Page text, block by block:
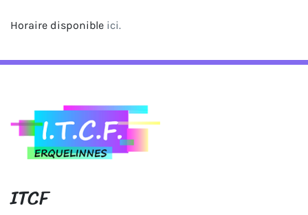
Horaire disponible ici.
ITCF